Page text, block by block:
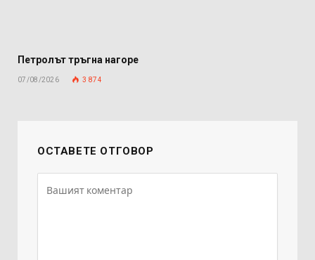
Петролът тръгна нагоре
07/08/2026 3 874
ОСТАВЕТЕ ОТГОВОР